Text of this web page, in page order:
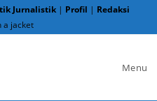
Jurnalistik | Profil | Redaksi
Menu